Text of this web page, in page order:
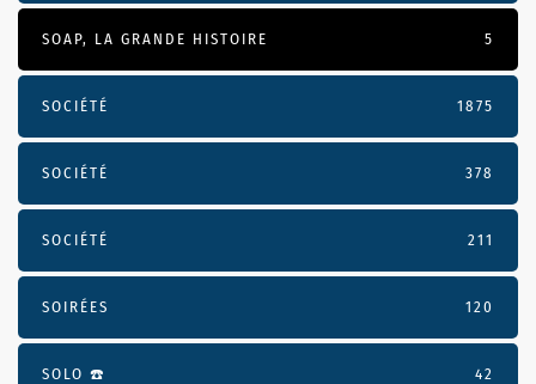
SOAP, LA GRANDE HISTOIRE 5
SOCIÉTÉ 1875
SOCIÉTÉ 378
SOCIÉTÉ 211
SOIRÉES 120
SOLO ☎️ 42